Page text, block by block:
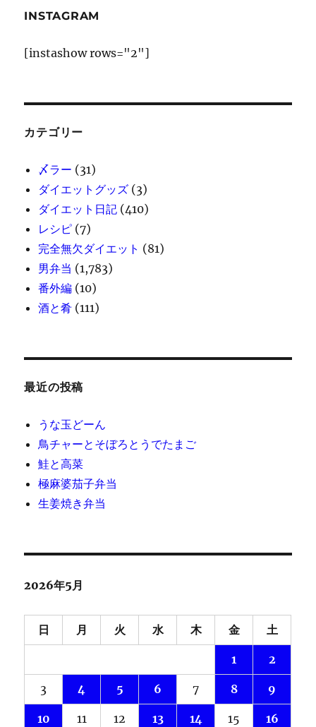
INSTAGRAM
[instashow rows="2"]
カテゴリー
〆ラー (31)
ダイエットグッズ (3)
ダイエット日記 (410)
レシピ (7)
完全無欠ダイエット (81)
男弁当 (1,783)
番外編 (10)
酒と肴 (111)
最近の投稿
うな玉どーん
鳥チャーとそぼろとうでたまご
鮭と高菜
極麻婆茄子弁当
生姜焼き弁当
2026年5月
日 月 火 水 木 金 土
1 2
3 4 5 6 7 8 9
10 11 12 13 14 15 16